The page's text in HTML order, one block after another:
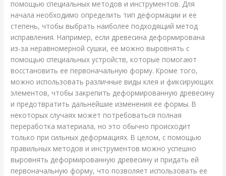
помощью специальных методов и инструментов. Для
начала необходимо определить тип деформации и ее
степень, чтобы выбрать наиболее подходящий метод
исправления. Например, если древесина деформирована
из-за неравномерной сушки, ее можно выровнять с
помощью специальных устройств, которые помогают
восстановить ее первоначальную форму. Кроме того,
можно использовать различные виды клея и фиксирующих
элементов, чтобы закрепить деформированную древесину
и предотвратить дальнейшие изменения ее формы. В
некоторых случаях может потребоваться полная
переработка материала, но это обычно происходит
только при сильных деформациях. В целом, с помощью
правильных методов и инструментов можно успешно
выровнять деформированную древесину и придать ей
первоначальную форму, что позволяет использовать ее